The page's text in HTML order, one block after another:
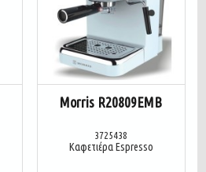
Morris R20809EMB
3725438
Καφετιέρα Espresso